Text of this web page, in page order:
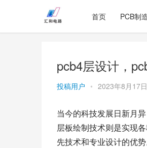
首页 PCB制
pcb4层设计，
投稿用户 • 2023年8月17
当今的科技发展日新月
层板绘制技术则是实现
先技术和专业设计的优势